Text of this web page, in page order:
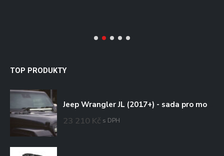
TOP PRODUKTY
23 210 Kč s DPH